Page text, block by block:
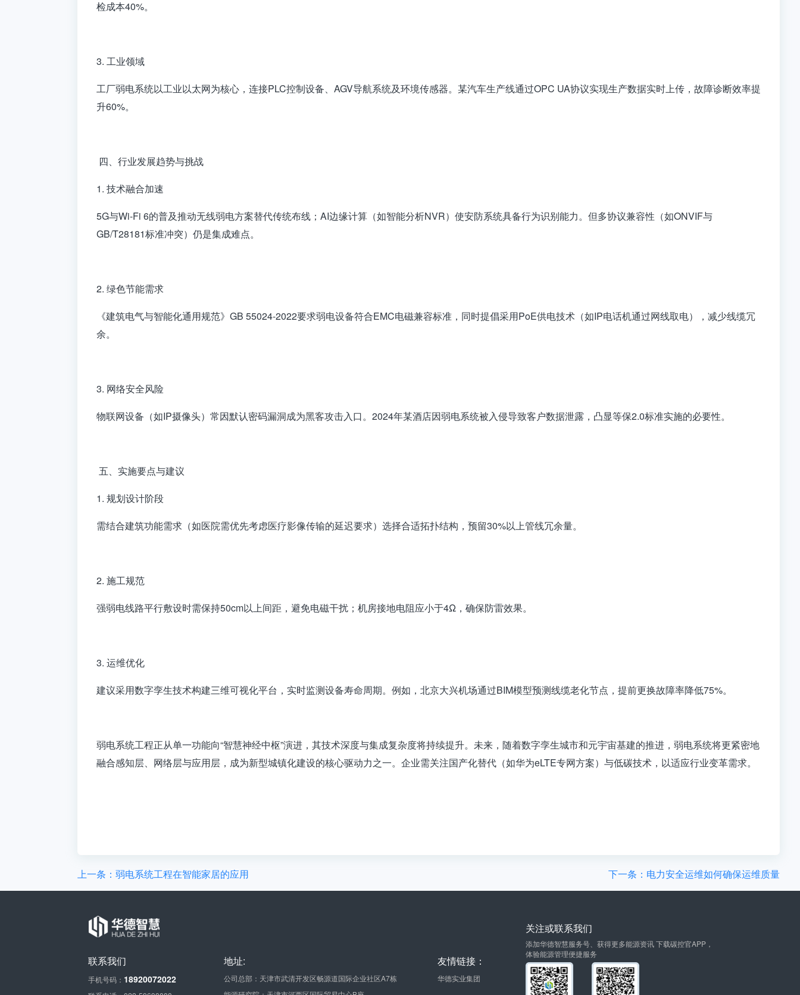
检成本40%。
3. 工业领域
工厂弱电系统以工业以太网为核心，连接PLC控制设备、AGV导航系统及环境传感器。某汽车生产线通过OPC UA协议实现生产数据实时上传，故障诊断效率提
升60%。
四、行业发展趋势与挑战
1. 技术融合加速
5G与Wi-Fi 6的普及推动无线弱电方案替代传统布线；AI边缘计算（如智能分析NVR）使安防系统具备行为识别能力。但多协议兼容性（如ONVIF与
GB/T28181标准冲突）仍是集成难点。
2. 绿色节能需求
《建筑电气与智能化通用规范》GB 55024-2022要求弱电设备符合EMC电磁兼容标准，同时提倡采用PoE供电技术（如IP电话机通过网线取电），减少线缆冗
余。
3. 网络安全风险
物联网设备（如IP摄像头）常因默认密码漏洞成为黑客攻击入口。2024年某酒店因弱电系统被入侵导致客户数据泄露，凸显等保2.0标准实施的必要性。
五、实施要点与建议
1. 规划设计阶段
需结合建筑功能需求（如医院需优先考虑医疗影像传输的延迟要求）选择合适拓扑结构，预留30%以上管线冗余量。
2. 施工规范
强弱电线路平行敷设时需保持50cm以上间距，避免电磁干扰；机房接地电阻应小于4Ω，确保防雷效果。
3. 运维优化
建议采用数字孪生技术构建三维可视化平台，实时监测设备寿命周期。例如，北京大兴机场通过BIM模型预测线缆老化节点，提前更换故障率降低75%。
弱电系统工程正从单一功能向“智慧神经中枢”演进，其技术深度与集成复杂度将持续提升。未来，随着数字孪生城市和元宇宙基建的推进，弱电系统将更紧密地
融合感知层、网络层与应用层，成为新型城镇化建设的核心驱动力之一。企业需关注国产化替代（如华为eLTE专网方案）与低碳技术，以适应行业变革需求。
上一条：弱电系统工程在智能家居的应用 下一条：电力安全运维如何确保运维质量
联系我们
手机号码： 18920072022
地址:
公司总部：天津市武清开发区畅源道国际企业社区A7栋
友情链接：
华德实业集团
关注或联系我们
添加华德智慧服务号、获得更多能源资讯 下载碳控官APP，
体验能源管理便捷服务